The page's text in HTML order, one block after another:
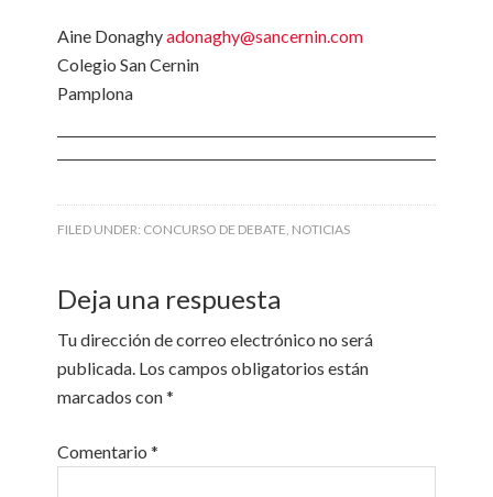
Aine Donaghyadonaghy@sancernin.com
Colegio San Cernin
Pamplona
FILED UNDER: CONCURSO DE DEBATE, NOTICIAS
Deja una respuesta
Tu dirección de correo electrónico no será
publicada. Los campos obligatorios están
marcados con*
Comentario*